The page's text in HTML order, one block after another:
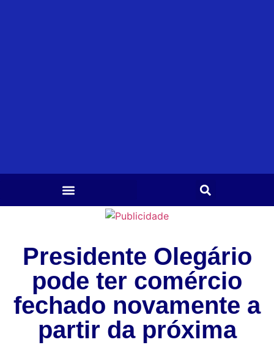
Presidente Olegário
pode ter comércio
fechado novamente a
partir da próxima